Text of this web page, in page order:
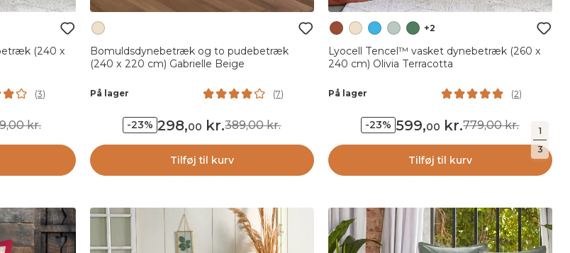
1
3
(240 x
(3)
kr.
Bomuldsdynebetræk og to pudebetræk
(240 x 220 cm) Gabrielle Beige
På lager (7)
-23% 298,00 kr.389,00 kr.
Tilføj til kurv
+2
Lyocell Tencel™ vasket dynebetræk (260 x
240 cm) Olivia Terracotta
På lager (2)
-23% 599,00 kr.779,00 kr.
Tilføj til kurv